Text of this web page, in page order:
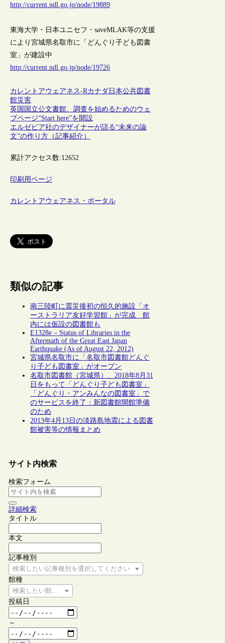
http://current.ndl.go.jp/node/19889
東海大学・日本ユニセフ・saveMLAK等の支援
により宮城県名取市に「どんぐり子ども図書
室」が建設中
http://current.ndl.go.jp/node/19726
カレントアウェアネス-Rカナダ日本公共図書
館災害
英国国立公文書館、調査を始めるためのウェ
ブページ“Start here”を開設
エルゼビア社のデザイナーが語る“未来の論
文”の作り方（記事紹介）
累計アクセス数:12652
印刷用ページ
カレントアウェアネス・ポータル
類似の記事
南三陸町に震災後初の恒久的施設「オ
ーストラリア友好学習館」が完成 館
内には仮設の図書館も
E1328e – Status of Libraries in the
Aftermath of the Great East Japan
Earthquake (As of August 22, 2012)
宮城県名取市に「名取市図書館どんぐ
り子ども図書室」がオープン
名取市図書館（宮城県）、2018年8月31
日をもって「どんぐり子ども図書室」
「どんぐり・アンみんなの図書室」で
のサービスを終了：新図書館開館準備
のため
2013年4月13日の淡路島地震による図書
館被害等の情報まとめ
サイト内検索
検索フォーム
詳細検索
タイトル
本文
記事種別
検索したい記事種別を選択してください
館種
検索したい館種を選択してください
投稿日
～